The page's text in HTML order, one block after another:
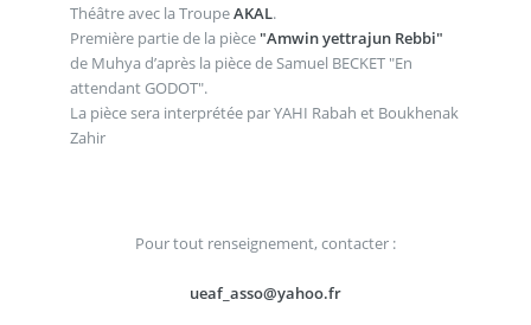
Théâtre avec la TroupeAKAL.
Première partie de la pièce
"Amwin yettrajun Rebbi"
de Muhya d’après la pièce de Samuel BECKET "En
attendant GODOT".
La pièce sera interprétée par YAHI Rabah et Boukhenak
Zahir
Pour tout renseignement, contacter :
ueaf_asso@yahoo.fr